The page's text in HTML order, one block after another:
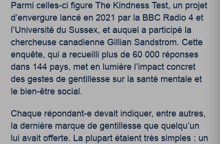
Parmi celles-ci figure The Kindness Test, un projet
d’envergure lancé en 2021 par la BBC Radio 4 et
l’Université du Sussex, et auquel a participé la
chercheuse canadienne Gillian Sandstrom. Cette
enquête, qui a recueilli plus de 60 000 réponses
dans 144 pays, met en lumière l’impact concret
des gestes de gentillesse sur la santé mentale et
le bien-être social.
Chaque répondant-e devait indiquer, entre autres,
la dernière marque de gentillesse que quelqu’un
lui avait offerte. La plupart étaient très simples : un